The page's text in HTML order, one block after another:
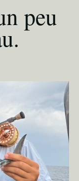
peu